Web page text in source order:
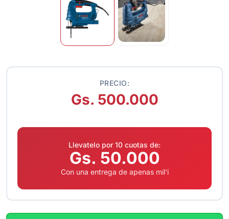
PRECIO:
Gs. 500.000
Llevatelo por 10 cuotas de:
Gs. 50.000
Con una entrega de apenas mil'i